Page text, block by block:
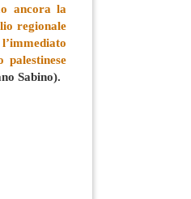
ancora la
regionale
Sabino).